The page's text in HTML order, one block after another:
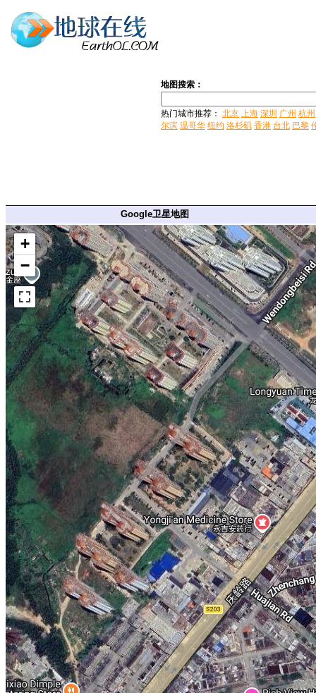
地图搜索：
热门城市推荐： 北京 上海 深圳 广州 杭州
尔滨 温哥华 纽约 洛杉矶 香港 台北 巴黎
Google卫星地图
+
−